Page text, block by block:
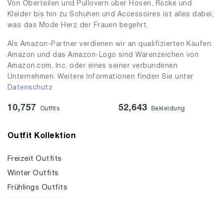
Von Oberteilen und Pullovern über Hosen, Röcke und
Kleider bis hin zu Schuhen und Accessoires ist alles dabei,
was das Mode Herz der Frauen begehrt.
Als Amazon-Partner verdienen wir an qualifizierten Käufen.
Amazon und das Amazon-Logo sind Warenzeichen von
Amazon.com, Inc. oder eines seiner verbundenen
Unternehmen. Weitere Informationen finden Sie unter
Datenschutz
10,757 Outfits 52,643 Bekleidung
Outfit Kollektion
Freizeit Outfits
Winter Outfits
Frühlings Outfits